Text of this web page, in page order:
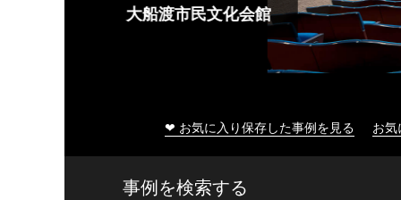
大船渡市民文化会館
❤ お気に入り保存した事例を見る お
事例を検索する